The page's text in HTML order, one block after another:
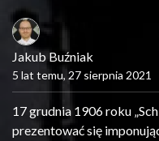
Jakub Buźniak
5 lat temu, 27 sierpnia 2021
17 grudnia 1906 roku
prezentować się